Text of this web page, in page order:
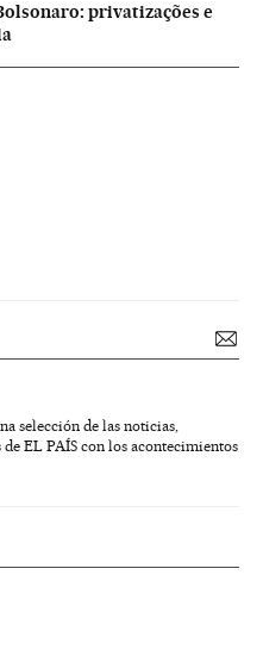
privatizações e
selección de las noticias,
EL PAÍS con los acontecimientos